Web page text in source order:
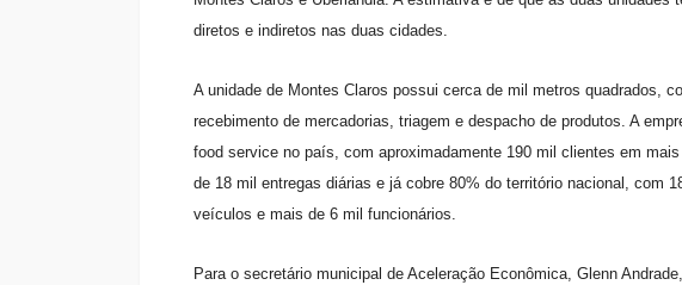
diretos e indiretos nas duas cidades.
A unidade de Montes Claros possui cerca de mil metros quadrados,
recebimento de mercadorias, triagem e despacho de produtos. A
food service no país, com aproximadamente 190 mil clientes em
de 18 mil entregas diárias e já cobre 80% do território nacional, com
veículos e mais de 6 mil funcionários.
Para o secretário municipal de Aceleração Econômica, Glenn